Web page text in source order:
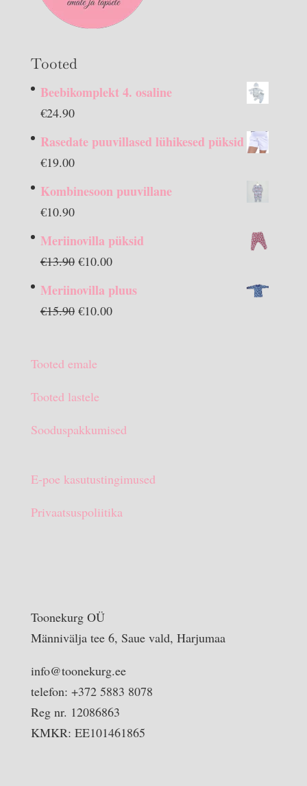
Tooted
Beebikomplekt 4. osaline
€24.90
Rasedate puuvillased lühikesed püksid
€19.00
Kombinesoon puuvillane
€10.90
Meriinovilla püksid
€13.90 Algne
€10.00Praegune
on:
Meriinovilla pluus
€15.90 Algne
€15.90.
€10.00Praegune
Tooted emale
Tooted lastele
Sooduspakkumised
E-poe kasutustingimused
Privaatsuspoliitika
Toonekurg OÜ
Männivälja tee 6, Saue vald, Harjumaa
info@toonekurg.ee
telefon: +372 5883 8078
Reg nr. 12086863
KMKR: EE101461865